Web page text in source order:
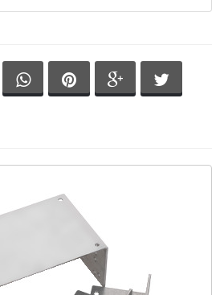
Compartir en Whatsapp
Compartir en Pinterest
Compartir en